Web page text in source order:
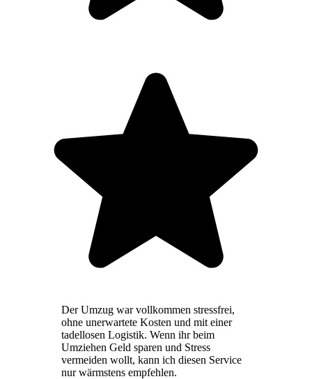
Der Umzug war vollkommen stressfrei,
ohne unerwartete Kosten und mit einer
tadellosen Logistik. Wenn ihr beim
Umziehen Geld sparen und Stress
vermeiden wollt, kann ich diesen Service
nur wärmstens empfehlen.